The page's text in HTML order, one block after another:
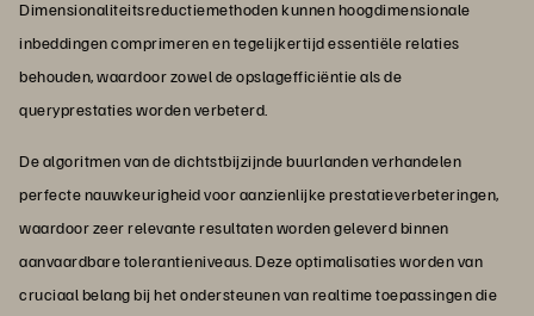
Dimensionaliteitsreductiemethoden kunnen hoogdimensionale
inbeddingen comprimeren en tegelijkertijd essentiële relaties
behouden, waardoor zowel de opslagefficiëntie als de
queryprestaties worden verbeterd.
De algoritmen van de dichtstbijzijnde buurlanden verhandelen
perfecte nauwkeurigheid voor aanzienlijke prestatieverbeteringen,
waardoor zeer relevante resultaten worden geleverd binnen
aanvaardbare tolerantieniveaus. Deze optimalisaties worden van
cruciaal belang bij het ondersteunen van realtime toepassingen die